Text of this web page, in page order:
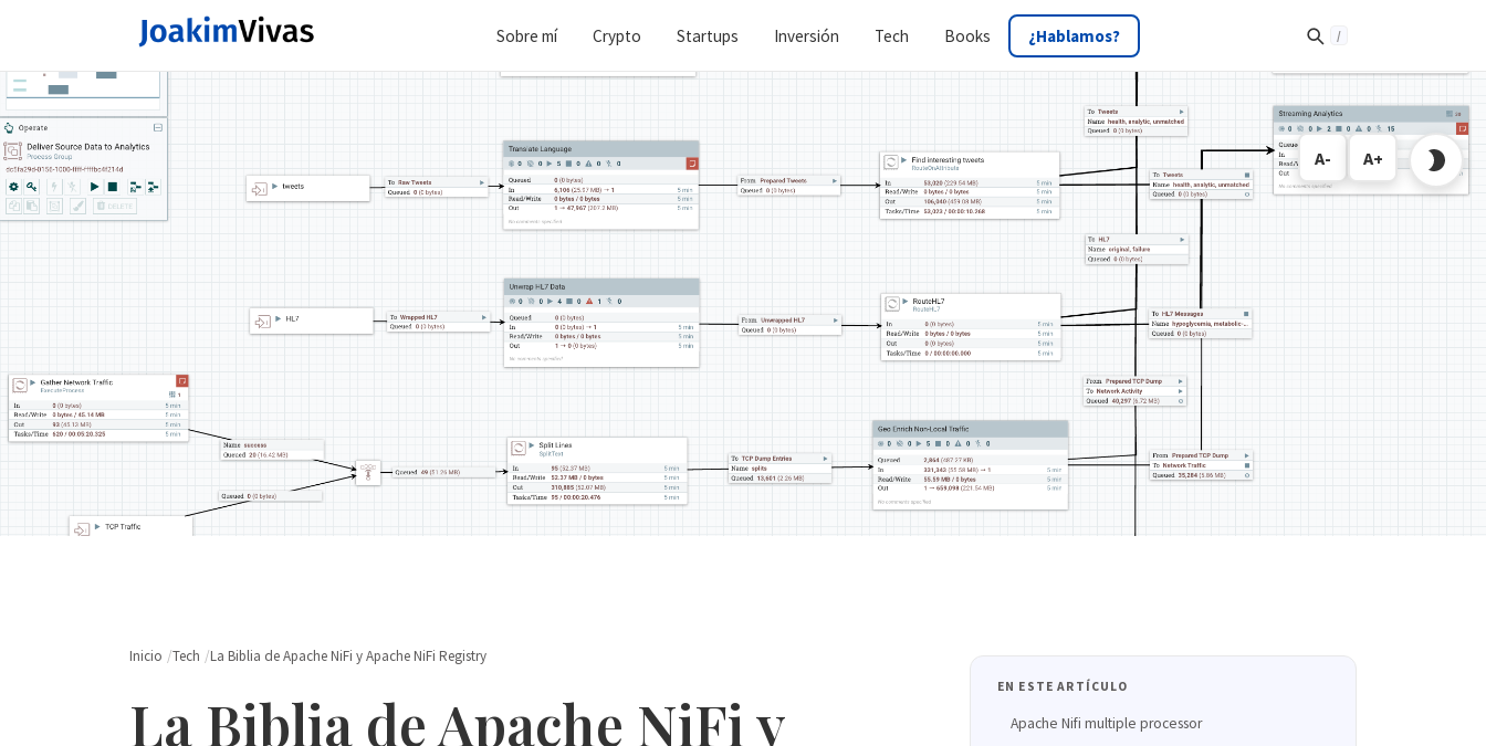
Sobre mí Crypto Startups Inversión Tech Books ¿Hablamos?
Inicio Tech La Biblia de Apache NiFi y Apache NiFi Registry
La Biblia de Apache NiFi y
EN ESTE ARTÍCULO
Apache Nifi multiple processor
A- A+